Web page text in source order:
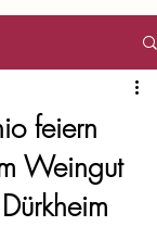
feiern
Weingut